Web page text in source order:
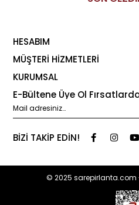
HESABIM
MÜŞTERİ HİZMETLERİ
KURUMSAL
E-Bültene Üye Ol
BİZİ TAKİP EDİN!
© 2025 sarepirlanta.com